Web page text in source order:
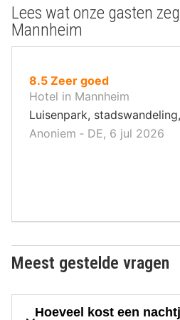
Lees wat onze gasten
Mannheim
8.5uit
10
,
Zeer goed
Hotel in Mannheim
Luisenpark, stadswandeling,
Anoniem ‐ DE, 6 jul 2026
Meest gestelde vragen
Hoeveel kost een